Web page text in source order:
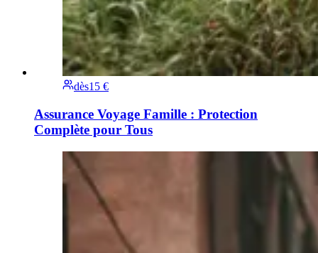
dès15 €
Assurance Voyage Famille : Protection
Complète pour Tous